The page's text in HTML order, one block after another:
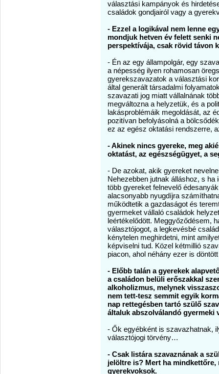
választási kampányok és
családok gondjairól vagy a
- Ezzel a logikával nem lenne
mondjuk hetven év felett senki
perspektívája, csak rövid távon
- Én az egy állampolgár, egy
a népesség ilyen rohamosan
gyerekszavazatok a választási
által generált társadalmi
szavazati jog miatt vállalnának
megváltozna a helyzetük, és a
lakásproblémáik megoldását, az
pozitívan befolyásolná a
ez az egész oktatási rendszerre,
- Akinek nincs gyereke, meg
oktatást, az egészségügyet, a
- De azokat, akik gyereket
Nehezebben jutnak álláshoz, s
több gyereket felnevelő
alacsonyabb nyugdíjra
működtetik a gazdaságot és
gyermeket vállaló családok
leértékelődött. Meggyőződésem,
választójogot, a legkevésbé
kénytelen meghirdetni, mint
képviselni tud. Közel kétmillió
piacon, ahol néhány ezer is
- Előbb talán a gyerekek
a családon belüli erőszakkal
alkoholizmus, melynek
nem tett-tesz semmit egyik
nap rettegésben tartó szülő
általuk abszolválandó gyermeki
- Ők egyébként is szavazhatnak,
választójogi törvény…
- Csak listára szavaznának a
jelöltre is? Mert ha
gyerekvoksok.